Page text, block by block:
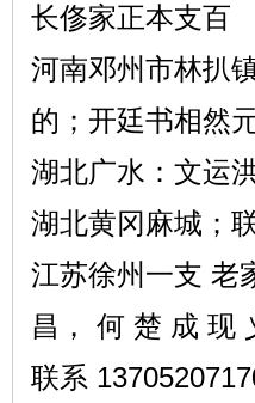
长俢家正本支百
河南邓州市林扒
的；开廷书相然
湖北广水：文
湖北黄冈麻城；
江苏徐州一支 老
昌， 何 楚 成 现
联系